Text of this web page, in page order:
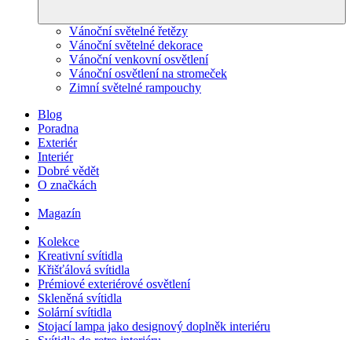
Vánoční světelné řetězy
Vánoční světelné dekorace
Vánoční venkovní osvětlení
Vánoční osvětlení na stromeček
Zimní světelné rampouchy
Blog
Poradna
Exteriér
Interiér
Dobré vědět
O značkách
Magazín
Kolekce
Kreativní svítidla
Křišťálová svítidla
Prémiové exteriérové osvětlení
Skleněná svítidla
Solární svítidla
Stojací lampa jako designový doplněk interiéru